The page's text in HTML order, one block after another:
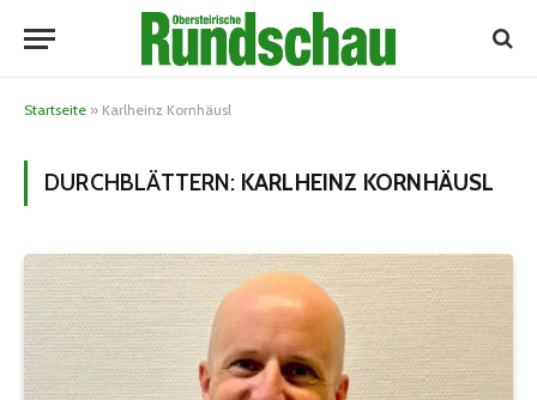
Startseite » Karlheinz Kornhäusl
DURCHBLÄTTERN: KARLHEINZ KORNHÄUSL